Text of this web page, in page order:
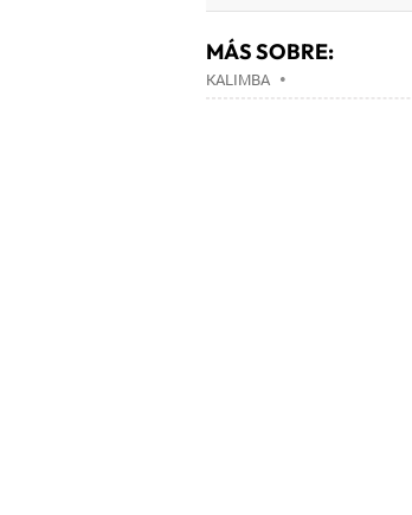
MÁS SOBRE:
KALIMBA•